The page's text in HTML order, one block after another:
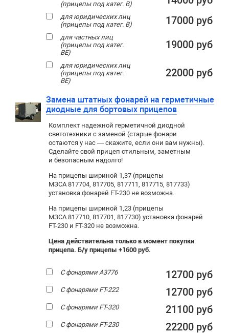
(прицепы под катег. В)
для юридических лиц
(прицепы под катег. В)
17000 руб
для частных лиц
(прицепы под катег.
ВЕ)
19000 руб
для юридических лиц
(прицепы под катег.
ВЕ)
22000 руб
Замена штатных фонарей на герметичные
диодные для бортовых прицепов
Комплект надежной герметичной диодной
светотехники с заменой (старые фонари
остаются у нас — скажите, если они вам нужны).
Сделайте свой прицеп стильным, заметным
и безопасным надолго!
На прицепы шириной 1,37 (прицепы
МЗСА 817704, 817705, 817711, 817715, 817733)
установка фонарей FT-230 не возможна.
На прицепы шириной 1,23 (прицепы
МЗСА 817710, 817701, 817730) установка фонарей
FT-230 и FT-320 не возможна.
Цена действительна только в момент покупки
прицепа. Б/у прицепы +1600 руб.
С фонарями А3776 12700 руб
С фонарями FT-222 12700 руб
С фонарями FT-320 21100 руб
С фонарями FT-230 22200 руб